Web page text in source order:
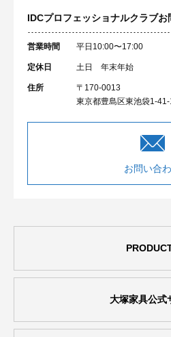
IDCプロフェッショナルクラブお
営業時間 平日10:00〜17:00
定休日 土日 年末年始
住所
〒170-0013
東京都豊島区東池袋1-
お問い合
大塚家具公式